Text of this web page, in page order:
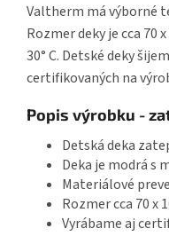
Valtherm má výborné
Rozmer deky je cca 70
30° C. Detské deky
certifikovaných na
Popis výrobku -
Detská deka
Deka je modrá s
Materiálové
Rozmer cca 70 x
Vyrábame aj